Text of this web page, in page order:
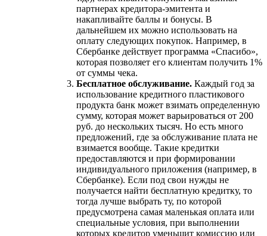
партнерах кредитора-эмитента и
накапливайте баллы и бонусы. В
дальнейшем их можно использовать на
оплату следующих покупок. Например, в
Сбербанке действует программа «Спасибо»,
которая позволяет его клиентам получить 1%
от суммы чека.
Бесплатное обслуживание. Каждый год за
использование кредитного пластикового
продукта банк может взимать определенную
сумму, которая может варьироваться от 200
руб. до нескольких тысяч. Но есть много
предложений, где за обслуживание плата не
взимается вообще. Такие кредитки
предоставляются и при формировании
индивидуального приложения (например, в
Сбербанке). Если под свои нужды не
получается найти бесплатную кредитку, то
тогда лучше выбрать ту, по которой
предусмотрена самая маленькая оплата или
специальные условия, при выполнении
которых кредитор уменьшит комиссию или